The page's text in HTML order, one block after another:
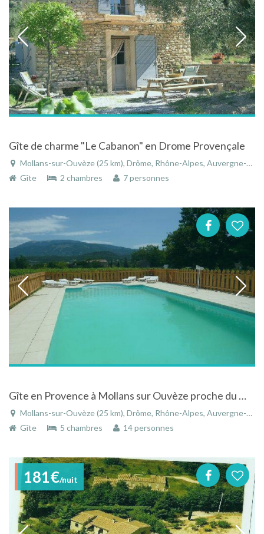
Gîte de charme "Le Cabanon" en Drome Provençale
Mollans-sur-Ouvèze (25 km), Drôme, Rhône-Alpes, Auvergne-Rhône-Alpes, France
Gîte
2 chambres 7 personnes
Gîte en Provence à Mollans sur Ouvèze proche du Mont Ventoux pour 12 personnes avec piscine
Mollans-sur-Ouvèze (25 km), Drôme, Rhône-Alpes, Auvergne-Rhône-Alpes, France
Gîte
5 chambres 14 personnes
181€/nuit